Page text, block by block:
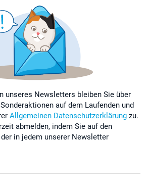
unseres Newsletters bleiben Sie über
auf dem Laufenden und
Allgemeinen Datenschutzerklärung zu.
abmelden, indem Sie auf den
in jedem unserer Newsletter